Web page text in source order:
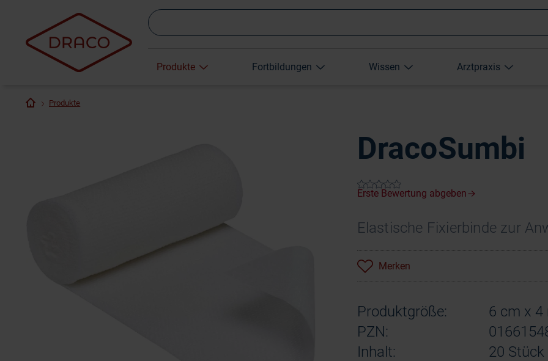
Produkte Fortbildungen Wissen Arztpraxis
Produkte
DracoSumbi
Elastische Fixierbinde zur
Merken
Produktgröße:
6 cm x 4
PZN:
Inhalt:
20 Stück
Wonach
Sie?